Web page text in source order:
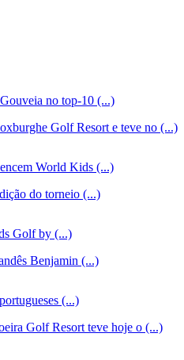
no top-10 (...)
Golf Resort e teve no (...)
World Kids (...)
do torneio (...)
Golf by (...)
Benjamin (...)
(...)
Golf Resort teve hoje o (...)